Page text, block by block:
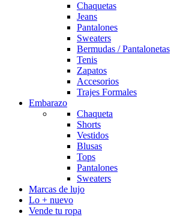
Chaquetas
Jeans
Pantalones
Sweaters
Bermudas / Pantalonetas
Tenis
Zapatos
Accesorios
Trajes Formales
Embarazo
Chaqueta
Shorts
Vestidos
Blusas
Tops
Pantalones
Sweaters
Marcas de lujo
Lo + nuevo
Vende tu ropa